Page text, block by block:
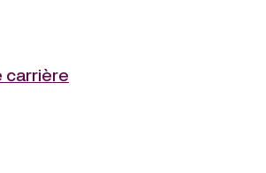
carrière